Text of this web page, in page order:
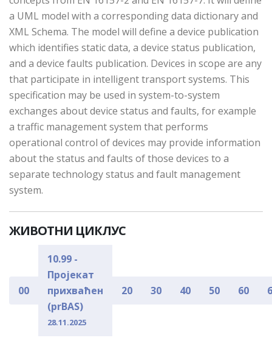
a UML model with a corresponding data dictionary and
XML Schema. The model will define a device publication
which identifies static data, a device status publication,
and a device faults publication. Devices in scope are any
that participate in intelligent transport systems. This
specification may be used in system-to-system
exchanges about device status and faults, for example
a traffic management system that performs
operational control of devices may provide information
about the status and faults of those devices to a
separate technology status and fault management
system.
ЖИВОТНИ ЦИКЛУС
00
10.99 -
Пројекат
прихваћен
(prBAS)
28.11.2025
20 30 40 50 60